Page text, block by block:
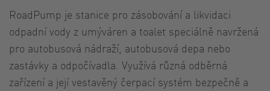
RoadPump je stanice pro zásobování a likvidaci
odpadní vody z umýváren a toalet speciálně navržená
pro autobusová nádraží, autobusová depa nebo
zastávky a odpočívadla. Využívá různá odběrná
zařízení a její vestavěný čerpací systém bezpečně a